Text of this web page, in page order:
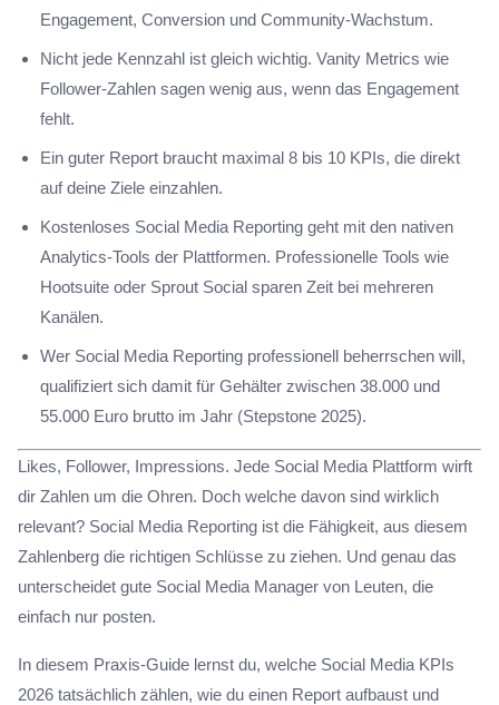
Engagement, Conversion und Community-Wachstum.
Nicht jede Kennzahl ist gleich wichtig. Vanity Metrics wie
Follower-Zahlen sagen wenig aus, wenn das Engagement
fehlt.
Ein guter Report braucht maximal 8 bis 10 KPIs, die direkt
auf deine Ziele einzahlen.
Kostenloses Social Media Reporting geht mit den nativen
Analytics-Tools der Plattformen. Professionelle Tools wie
Hootsuite oder Sprout Social sparen Zeit bei mehreren
Kanälen.
Wer Social Media Reporting professionell beherrschen will,
qualifiziert sich damit für Gehälter zwischen 38.000 und
55.000 Euro brutto im Jahr (Stepstone 2025).
Likes, Follower, Impressions. Jede Social Media Plattform wirft
dir Zahlen um die Ohren. Doch welche davon sind wirklich
relevant? Social Media Reporting ist die Fähigkeit, aus diesem
Zahlenberg die richtigen Schlüsse zu ziehen. Und genau das
unterscheidet gute Social Media Manager von Leuten, die
einfach nur posten.
In diesem Praxis-Guide lernst du, welche Social Media KPIs
2026 tatsächlich zählen, wie du einen Report aufbaust und